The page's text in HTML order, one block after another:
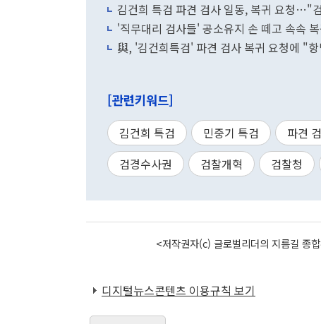
김건희 특검 파견 검사 일동, 복귀 요청…"
'직무대리 검사들' 공소유지 손 떼고 속속
與, '김건희특검' 파견 검사 복귀 요청에 "
[관련키워드]
김건희 특검 민중기 특검 파견
검경수사권
검찰개혁 검찰청
<저작권자(c) 글로벌리더의 지름길 종
디지털뉴스콘텐츠 이용규칙 보기